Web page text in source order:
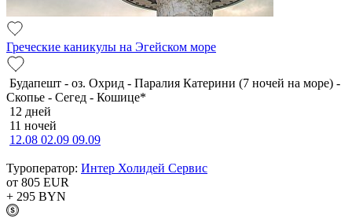
Греческие каникулы на Эгейском море
Будапешт - оз. Охрид - Паралия Катерини (7 ночей на море) -
Скопье - Сегед - Кошице*
12 дней
11 ночей
12.08 02.09 09.09
Туроператор: Интер Холидей Сервис
от 805 EUR
+ 295 BYN